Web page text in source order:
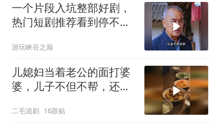
一个片段入坑整部好剧，
热门短剧推荐看到停不下
游玩峡谷之巅
儿媳妇当着老公的面打婆
婆，儿子不但不帮，还助
二毛追剧 16跟贴